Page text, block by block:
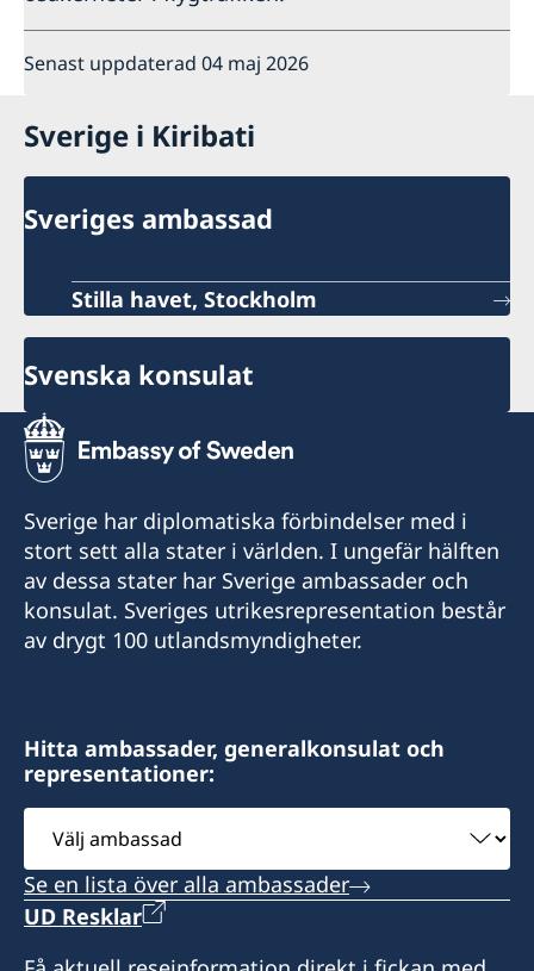
Senast uppdaterad 04 maj 2026
Sverige i Kiribati
Sveriges ambassad
Stilla havet, Stockholm
Svenska konsulat
Sverige har diplomatiska förbindelser med i
stort sett alla stater i världen. I ungefär hälften
av dessa stater har Sverige ambassader och
konsulat. Sveriges utrikesrepresentation består
av drygt 100 utlandsmyndigheter.
Hitta ambassader, generalkonsulat och
representationer:
Välj
ambassad
Se en lista över alla ambassader
UD Resklar